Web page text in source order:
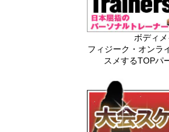
ボディ
フィジーク・オンラ
スメするTOPパ